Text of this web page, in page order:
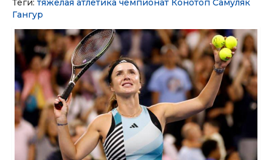
Теги: тяжелая атлетика чемпионат Конотоп Самуляк
Гангур